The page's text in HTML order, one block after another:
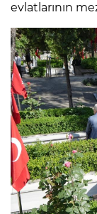
evlatlarının